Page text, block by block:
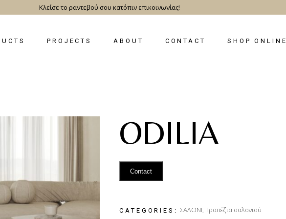
Κλείσε το ραντεβού σου κατόπιν επικοινωνίας!
PROJECTS ABOUT CONTACT SHOP ONLINE
ODILIA
Contact
CATEGORIES: ΣΑΛΟΝΙ, Τραπέζια σαλονιού